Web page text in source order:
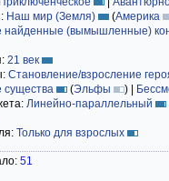
Наш мир (Земля) (Америка
найденные (вымышленные)
21 век
Становление/взросление
существа
(Эльфы ) |
Линейно-параллельный
Только для взрослых
51